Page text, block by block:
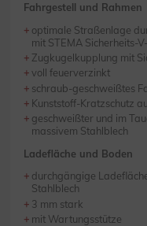
Fahrgestell und Rahmen
optimale Straßenlage
mit STEMA Sicherheits-
Zugkugelkupplung mit
voll feuerverzinkt
schraub-geschweißtes
Kunststoff-Kratzschutz
geschweißter und im
massivem Stahlblech
Ladefläche und Boden
durchgängige
Stahlblech
3 mm stark
mit Wartungsstütze